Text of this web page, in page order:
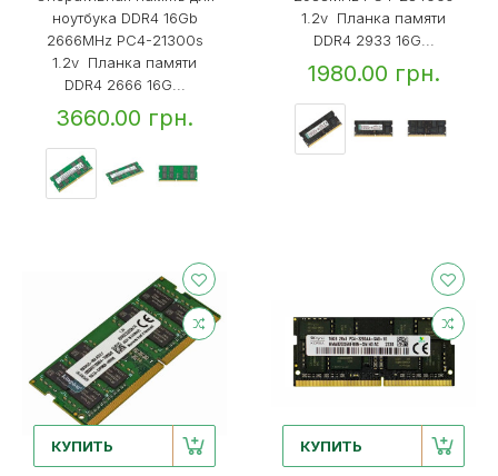
ноутбука DDR4 16Gb
2666MHz PC4-21300s
1.2v Планка памяти
DDR4 2666 16G...
3660.00 грн.
1.2v Планка памяти
DDR4 2933 16G...
1980.00 грн.
КУПИТЬ КУПИТЬ